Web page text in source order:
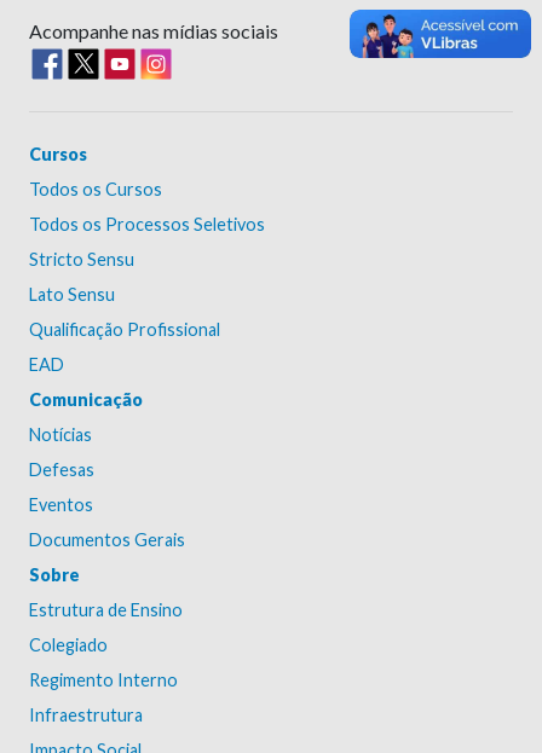
Acompanhe nas mídias sociais
Cursos
Todos os Cursos
Todos os Processos Seletivos
Stricto Sensu
Lato Sensu
Qualificação Profissional
EAD
Comunicação
Notícias
Defesas
Eventos
Documentos Gerais
Sobre
Estrutura de Ensino
Colegiado
Regimento Interno
Infraestrutura